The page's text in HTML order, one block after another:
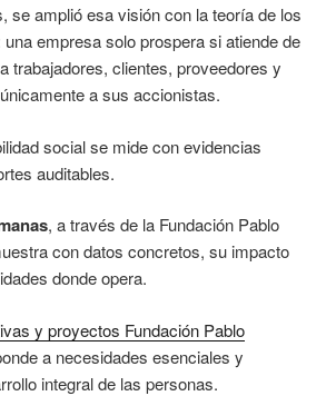
se amplió esa visión con la teoría de los
empresa solo prospera si atiende de
trabajadores, clientes, proveedores y
a sus accionistas.
social se mide con evidencias
auditables.
, a través de la Fundación Pablo
con datos concretos, su impacto
donde opera.
y proyectos Fundación Pablo
a necesidades esenciales y
integral de las personas.